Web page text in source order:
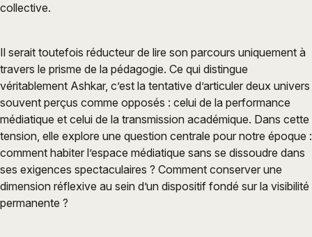
collective.
Il serait toutefois réducteur de lire son parcours uniquement à
travers le prisme de la pédagogie. Ce qui distingue
véritablement Ashkar, c’est la tentative d’articuler deux univers
souvent perçus comme opposés : celui de la performance
médiatique et celui de la transmission académique. Dans cette
tension, elle explore une question centrale pour notre époque :
comment habiter l’espace médiatique sans se dissoudre dans
ses exigences spectaculaires ? Comment conserver une
dimension réflexive au sein d’un dispositif fondé sur la visibilité
permanente ?